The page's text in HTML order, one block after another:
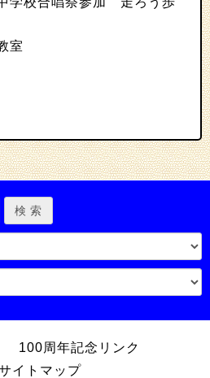
室
100周年記念リンク
イトマップ